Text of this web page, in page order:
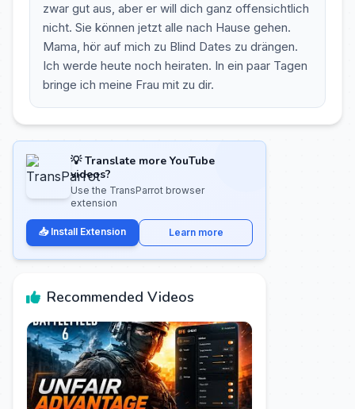
zwar gut aus, aber er will dich ganz offensichtlich
nicht. Sie können jetzt alle nach Hause gehen.
Mama, hör auf mich zu Blind Dates zu drängen.
Ich werde heute noch heiraten. In ein paar Tagen
bringe ich meine Frau mit zu dir.
💡 Translate more YouTube
videos?
Use the TransParrot browser
extension
📥 Install Extension Learn more
Recommended Videos